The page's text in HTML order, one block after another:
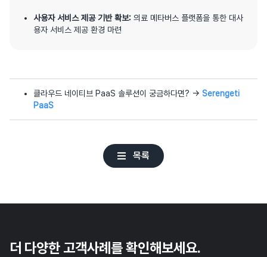
사용자 서비스 제공 기반 확보: 의료 메타버스 플랫폼을 통한 대사
용자 서비스 제공 환경 마련
클라우드 네이티브 PaaS 솔루션이 궁금하다면? → Serengeti
PaaS
목록
더 다양한 고객사례를 확인해보세요.